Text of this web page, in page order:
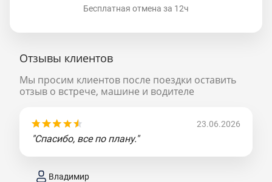
Бесплатная отмена за 12ч
Отзывы клиентов
Мы просим клиентов после поездки оставить
отзыв о встрече, машине и водителе
23.06.2026
"Спасибо, все по плану."
Владимир